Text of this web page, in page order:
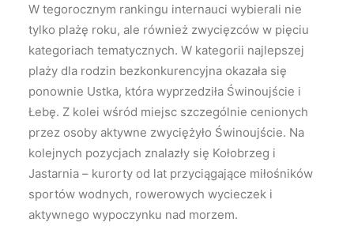
W tegorocznym rankingu internauci wybierali nie
tylko plażę roku, ale również zwycięzców w pięciu
kategoriach tematycznych. W kategorii najlepszej
plaży dla rodzin bezkonkurencyjna okazała się
ponownie Ustka, która wyprzedziła Świnoujście i
Łebę. Z kolei wśród miejsc szczególnie cenionych
przez osoby aktywne zwyciężyło Świnoujście. Na
kolejnych pozycjach znalazły się Kołobrzeg i
Jastarnia – kurorty od lat przyciągające miłośników
sportów wodnych, rowerowych wycieczek i
aktywnego wypoczynku nad morzem.